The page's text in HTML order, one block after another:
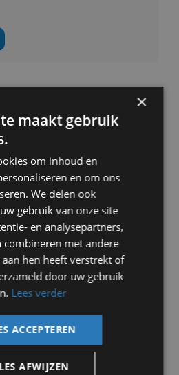
inklapbaar
met afstandsbediening
Programma
×
maakt gebruik
om inhoud en
en om ons
We delen ook
gebruik van onze site
en analysepartners,
combineren met andere
hen heeft verstrekt of
door uw gebruik
Lees verder
ACCEPTEREN
AFWIJZEN